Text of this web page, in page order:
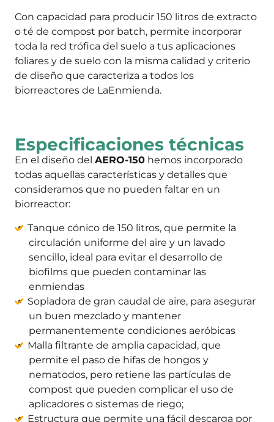
Con capacidad para producir 150 litros de extracto
o té de compost por batch, permite incorporar
toda la red trófica del suelo a tus aplicaciones
foliares y de suelo con la misma calidad y criterio
de diseño que caracteriza a todos los
biorreactores de LaEnmienda.
Especificaciones técnicas
En el diseño del AERO-150 hemos incorporado
todas aquellas características y detalles que
consideramos que no pueden faltar en un
biorreactor:
Tanque cónico de 150 litros, que permite la
circulación uniforme del aire y un lavado
sencillo, ideal para evitar el desarrollo de
biofilms que pueden contaminar las
enmiendas
Sopladora de gran caudal de aire, para asegurar
un buen mezclado y mantener
permanentemente condiciones aeróbicas
Malla filtrante de amplia capacidad, que
permite el paso de hifas de hongos y
nematodos, pero retiene las partículas de
compost que pueden complicar el uso de
aplicadores o sistemas de riego;
Estructura que permite una fácil descarga por